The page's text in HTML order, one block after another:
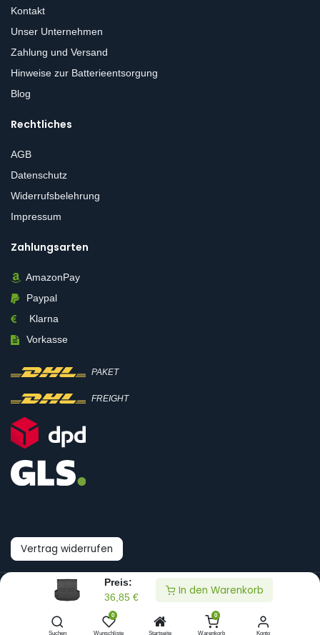
Preis:
36,85€
In den Warenkorb
Suchen
0
Wunschliste Startseite
0
Warenkorb Konto
Kontakt
Unser Unternehmen
Zahlung und Versand
Hinweise zur Batterieentsorgung
Blog
Rechtliches
AGB
Datenschutz
Widerrufsbelehrung
Impressum
Zahlungsarten
AmazonPay
Paypal
Klarna
Vorkasse
PAKET
FREIGHT
Vertrag widerrufen
© Boni-Shop GmbH
Datenpräferenzen